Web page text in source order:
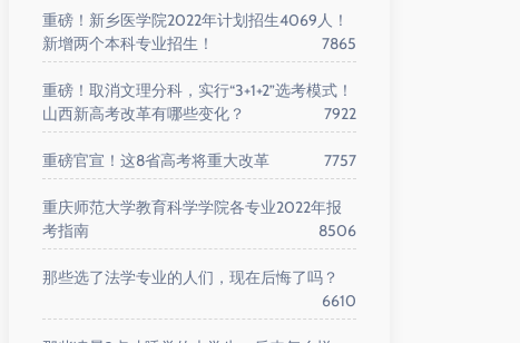
重磅！新乡医学院2022年计划招生4069人！
新增两个本科专业招生！
7865
重磅！取消文理分科，实行“3+1+2”选考模式！
山西新高考改革有哪些变化？
7922
重磅官宣！这8省高考将重大改革 7757
重庆师范大学教育科学学院各专业2022年报
考指南
8506
那些选了法学专业的人们，现在后悔了吗？
6610